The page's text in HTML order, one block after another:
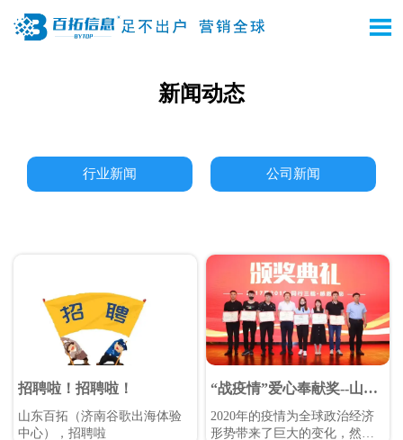

新闻动态
行业新闻 公司新闻
招聘啦！招聘啦！
山东百拓（济南谷歌出海体验
中心），招聘啦
“战疫情”爱心奉献奖--山东
百拓
2020年的疫情为全球政治经济
形势带来了巨大的变化，然而